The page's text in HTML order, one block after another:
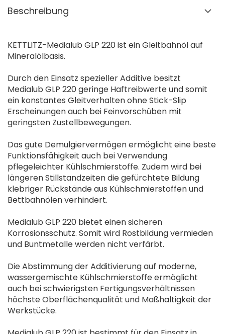
Beschreibung
KETTLITZ-Medialub GLP 220 ist ein Gleitbahnöl auf
Mineralölbasis.
Durch den Einsatz spezieller Additive besitzt
Medialub GLP 220 geringe Haftreibwerte und somit
ein konstantes Gleitverhalten ohne Stick-Slip
Erscheinungen auch bei Feinvorschüben mit
geringsten Zustellbewegungen.
Das gute Demulgiervermögen ermöglicht eine beste
Funktionsfähigkeit auch bei Verwendung
pflegeleichter Kühlschmierstoffe. Zudem wird bei
längeren Stillstandzeiten die gefürchtete Bildung
klebriger Rückstände aus Kühlschmierstoffen und
Bettbahnölen verhindert.
Medialub GLP 220 bietet einen sicheren
Korrosionsschutz. Somit wird Rostbildung vermieden
und Buntmetalle werden nicht verfärbt.
Die Abstimmung der Additivierung auf moderne,
wassergemischte Kühlschmierstoffe ermöglicht
auch bei schwierigsten Fertigungsverhältnissen
höchste Oberflächenqualität und Maßhaltigkeit der
Werkstücke.